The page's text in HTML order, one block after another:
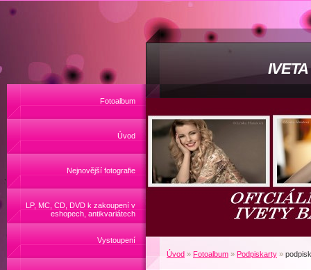
Fotoalbum
Úvod
Nejnovější fotografie
LP, MC, CD, DVD k zakoupení v
eshopech, antikvariátech
Vystoupení
Úvod » Fotoalbum » Podpiskarty »